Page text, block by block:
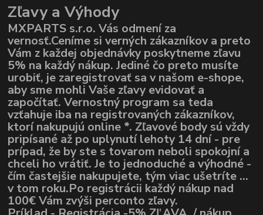
Zľavy a Výhody
MXPARTS s.r.o. Vás odmení za
vernosť.Ceníme si verných zákazníkov a preto
Vám z každej objednávky poskytneme zľavu
5% na každý nákup. Jediné čo preto musíte
urobiť, je zaregistrovať sa v našom e-shope,
aby sme mohli Vaše zľavy evidovať a
započítať. Vernostný program sa teda
vzťahuje iba na registrovaných zákazníkov,
ktorí nakupujú online *. Zľavové body sú vždy
pripísané až po uplynutí lehoty 14 dní - pre
prípad, že by ste s tovarom neboli spokojní a
chceli ho vrátiť. Je to jednoduché a výhodné -
čím častejšie nakupujete, tým viac ušetríte ...
v tom roku.Po registrácii každý nákup nad
100€ Vám zvýši perconto zľavy.